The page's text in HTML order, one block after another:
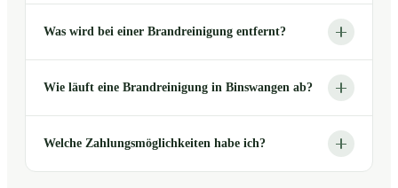
Was wird bei einer Brandreinigung entfernt?
Wie läuft eine Brandreinigung in Binswangen ab?
Welche Zahlungsmöglichkeiten habe ich?